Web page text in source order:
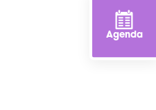
Agenda